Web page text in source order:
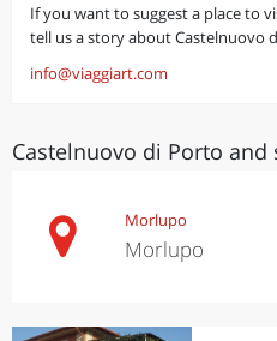
If you want to suggest a place to
tell us a story about Castelnuovo
info@viaggiart.com
Castelnuovo di Porto
Morlupo
Morlupo